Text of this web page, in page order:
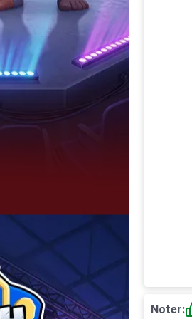
Noter: